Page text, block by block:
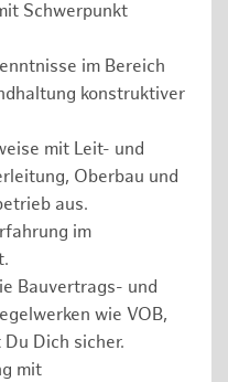
Schwerpunkt
im Bereich
konstruktiver
mit Leit- und
Oberbau und
aus.
im
Bauvertrags- und
wie VOB,
Dich sicher.
mit